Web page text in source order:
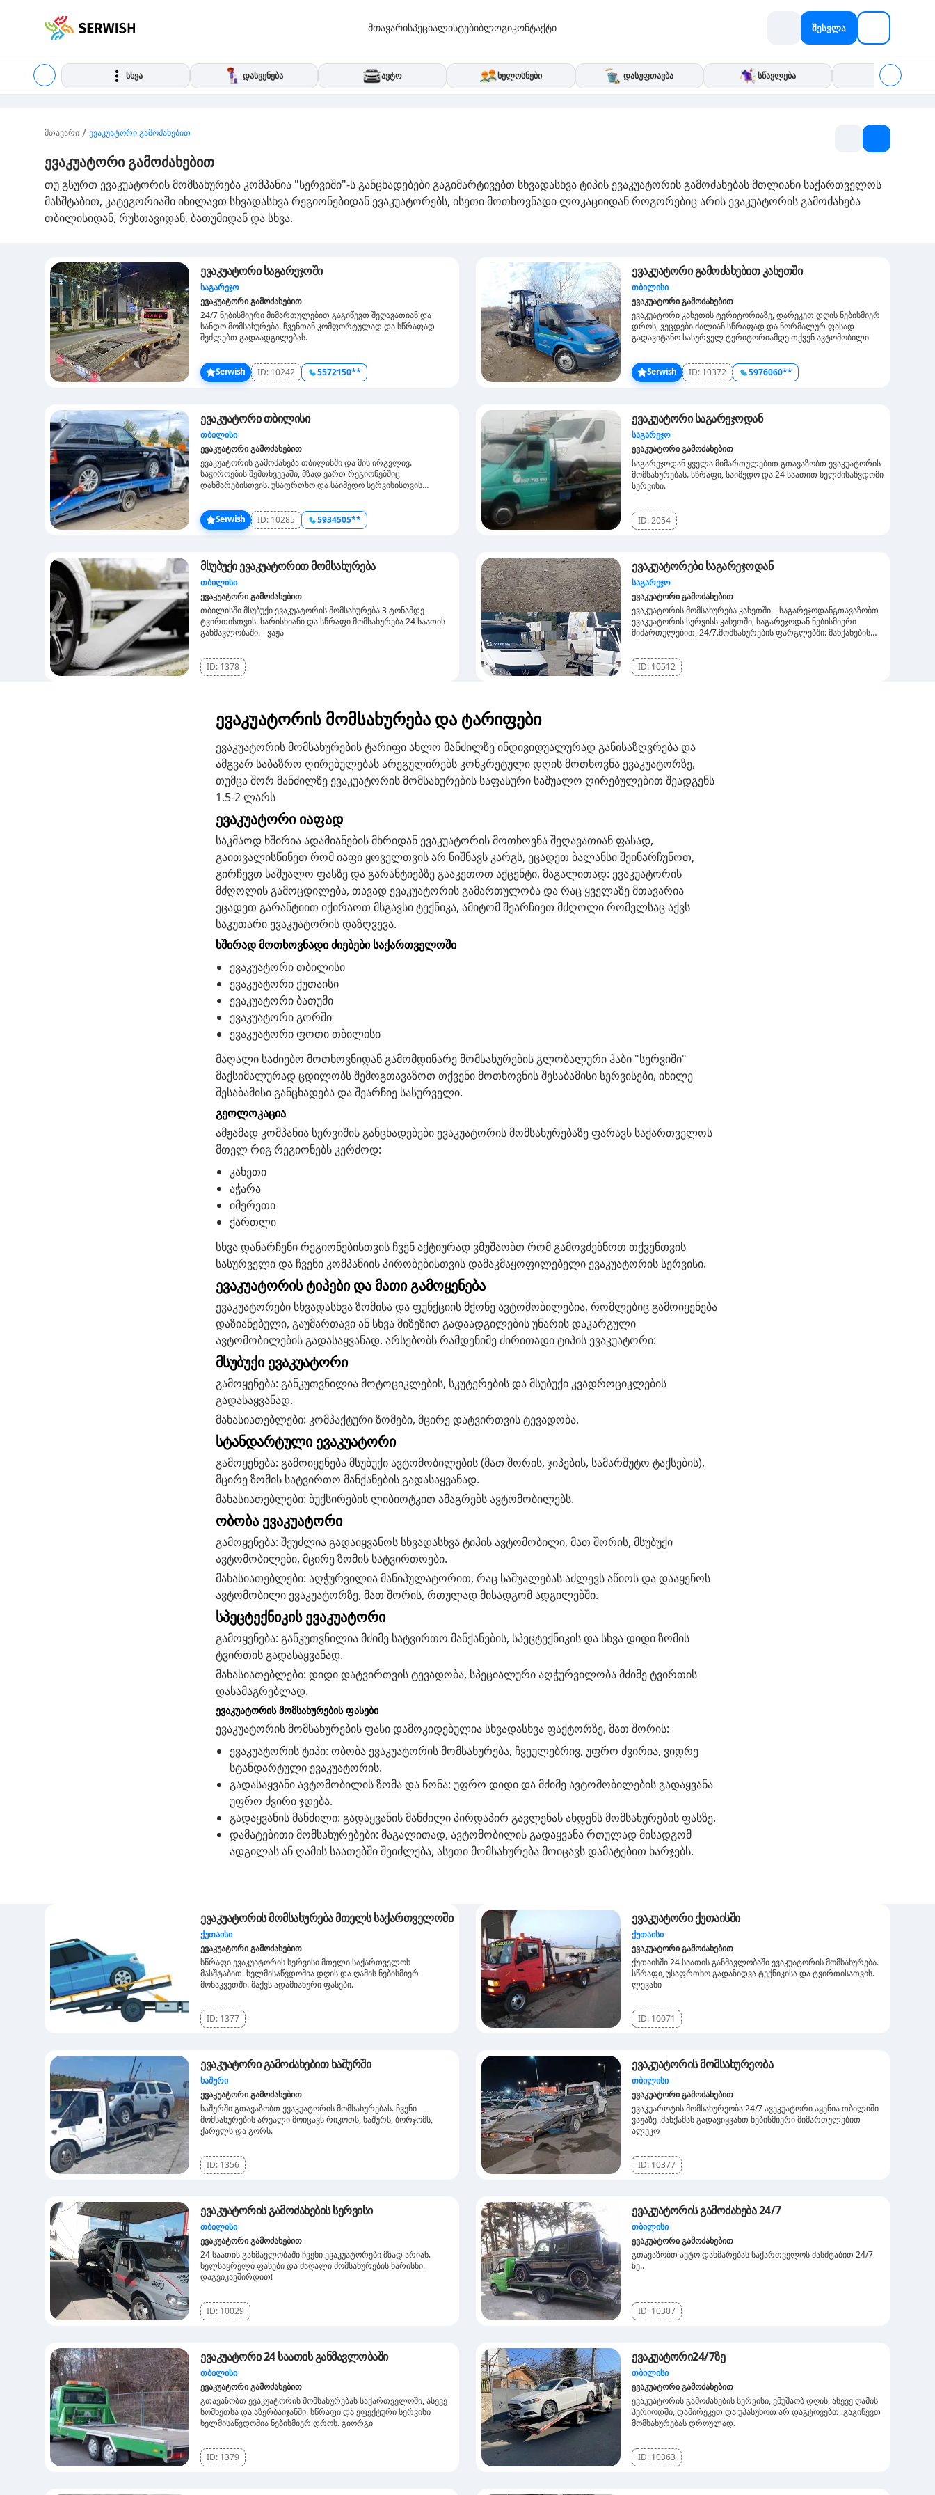
მთავარისპეციალისტებიბლოგიკონტაქტი შესვლა
სხვა დასვენება ავტო ხელოსნები დასუფთავბა სწავლება IT
მთავარი / ევაკუატორი გამოძახებით
ევაკუატორი გამოძახებით
თუ გსურთ ევაკუატორის მომსახურება კომპანია "სერვიში"-ს განცხადებები გაგიმარტივებთ სხვადასხვა ტიპის ევაკუატორის გამოძახებას მთლიანი საქართველოს
მასშტაბით, კატეგორიაში იხილავთ სხვადასხვა რეგიონებიდან ევაკუატორებს, ისეთი მოთხოვნადი ლოკაციიდან როგორებიც არის ევაკუატორის გამოძახება
თბილისიდან, რუსთავიდან, ბათუმიდან და სხვა.
ევაკუატორი საგარეჯოში
საგარეჯო
ევაკუატორი გამოძახებით
24/7 ნებისმიერი მიმართულებით გაგიწევთ შეღავათიან და
სანდო მომსახურება. ჩვენთან კომფორტულად და სწრაფად
შეძლებთ გადაადგილებას.
Serwish ID: 10242 5572150**
ევაკუატორი გამოძახებით კახეთში
თბილისი
ევაკუატორი გამოძახებით
ევაკუატორი კახეთის ტერიტორიაზე, დარეკეთ დღის ნებისმიერ
დროს, ვეცდები ძალიან სწრაფად და ნორმალურ ფასად
გადავიტანო სასურველ ტერიტორიამდე თქვენ ავტომობილი
Serwish ID: 10372 5976060**
ევაკუატორი თბილისი
თბილისი
ევაკუატორი გამოძახებით
ევაკუატორის გამოძახება თბილისში და მის ირგვლივ.
საჭიროების შემთხვევაში, მზად ვართ რეგიონებშიც
დახმარებისთვის. უსაფრთხო და საიმედო სერვისისთვის
Serwish
ID: 10285 5934505**
ევაკუატორი საგარეჯოდან
საგარეჯო
ევაკუატორი გამოძახებით
საგარეჯოდან ყველა მიმართულებით გთავაზობთ ევაკუატორის
მომსახურებას. სწრაფი, საიმედო და 24 საათით ხელმისაწვდომი
სერვისი.
ID:2054
მსუბუქი ევაკუატორით მომსახურება
თბილისი
ევაკუატორი გამოძახებით
თბილისში მსუბუქი ევაკუატორის მომსახურება 3 ტონამდე
ტვირთისთვის. ხარისხიანი და სწრაფი მომსახურება 24 საათის
განმავლობაში. - ვაჟა
ID: 1378
ევაკუატორები საგარეჯოდან
საგარეჯო
ევაკუატორი გამოძახებით
ევაკუატორის მომსახურება კახეთში – საგარეჯოდანგთავაზობთ
ევაკუატორის სერვისს კახეთში, საგარეჯოდან ნებისმიერი
მიმართულებით, 24/7.მომსახურების ფარგლებში: მანქანების
ნებისმიერ მიმართულებაზე კახეთის რეგიონიდან ✅
გამოცდილი მძღოლები ✅ 24/7 სერვისი ✅ სანდო და
ID: 10512
ევაკუატორის მომსახურება და ტარიფები
ევაკუატორის მომსახურების ტარიფი ახლო მანძილზე ინდივიდუალურად განისაზღვრება და
ამგვარ საბაზრო ღირებულებას არეგულირებს კონკრეტული დღის მოთხოვნა ევაკუატორზე,
თუმცა შორ მანძილზე ევაკუატორის მომსახურების საფასური საშუალო ღირებულებით შეადგენს
1.5-2 ლარს
ევაკუატორი იაფად
საკმაოდ ხშირია ადამიანების მხრიდან ევაკუატორის მოთხოვნა შეღავათიან ფასად,
გაითვალისწინეთ რომ იაფი ყოველთვის არ ნიშნავს კარგს, ეცადეთ ბალანსი შეინარჩუნოთ,
გირჩევთ საშუალო ფასზე და გარანტიებზე გააკეთოთ აქცენტი, მაგალითად: ევაკუატორის
მძღოლის გამოცდილება, თავად ევაკუატორის გამართულობა და რაც ყველაზე მთავარია
ეცადეთ გარანტიით იქირაოთ მსგავსი ტექნიკა, ამიტომ შეარჩიეთ მძღოლი რომელსაც აქვს
საკუთარი ევაკუატორის დაზღვევა.
ხშირად მოთხოვნადი ძიებები საქართველოში
ევაკუატორი თბილისი
ევაკუატორი ქუთაისი
ევაკუატორი ბათუმი
ევაკუატორი გორში
ევაკუატორი ფოთი თბილისი
მაღალი საძიებო მოთხოვნიდან გამომდინარე მომსახურების გლობალური ჰაბი "სერვიში"
მაქსიმალურად ცდილობს შემოგთავაზოთ თქვენი მოთხოვნის შესაბამისი სერვისები, იხილე
შესაბამისი განცხადება და შეარჩიე სასურველი.
გეოლოკაცია
ამჟამად კომპანია სერვიშის განცხადებები ევაკუატორის მომსახურებაზე ფარავს საქართველოს
მთელ რიგ რეგიონებს კერძოდ:
კახეთი
აჭარა
იმერეთი
ქართლი
სხვა დანარჩენი რეგიონებისთვის ჩვენ აქტიურად ვმუშაობთ რომ გამოვძებნოთ თქვენთვის
სასურველი და ჩვენი კომპანიის პირობებისთვის დამაკმაყოფილებელი ევაკუატორის სერვისი.
ევაკუატორის ტიპები და მათი გამოყენება
ევაკუატორები სხვადასხვა ზომისა და ფუნქციის მქონე ავტომობილებია, რომლებიც გამოიყენება
დაზიანებული, გაუმართავი ან სხვა მიზეზით გადაადგილების უნარის დაკარგული
ავტომობილების გადასაყვანად. არსებობს რამდენიმე ძირითადი ტიპის ევაკუატორი:
მსუბუქი ევაკუატორი
გამოყენება: განკუთვნილია მოტოციკლების, სკუტერების და მსუბუქი კვადროციკლების
გადასაყვანად.
მახასიათებლები: კომპაქტური ზომები, მცირე დატვირთვის ტევადობა.
სტანდარტული ევაკუატორი
გამოყენება: გამოიყენება მსუბუქი ავტომობილების (მათ შორის, ჯიპების, სამარშუტო ტაქსების),
მცირე ზომის სატვირთო მანქანების გადასაყვანად.
მახასიათებლები: ბუქსირების ლიბიოტკით ამაგრებს ავტომობილებს.
ობობა ევაკუატორი
გამოყენება: შეუძლია გადაიყვანოს სხვადასხვა ტიპის ავტომობილი, მათ შორის, მსუბუქი
ავტომობილები, მცირე ზომის სატვირთოები.
მახასიათებლები: აღჭურვილია მანიპულატორით, რაც საშუალებას აძლევს აწიოს და დააყენოს
ავტომობილი ევაკუატორზე, მათ შორის, რთულად მისადგომ ადგილებში.
სპეცტექნიკის ევაკუატორი
გამოყენება: განკუთვნილია მძიმე სატვირთო მანქანების, სპეცტექნიკის და სხვა დიდი ზომის
ტვირთის გადასაყვანად.
მახასიათებლები: დიდი დატვირთვის ტევადობა, სპეციალური აღჭურვილობა მძიმე ტვირთის
დასამაგრებლად.
ევაკუატორის მომსახურების ფასები
ევაკუატორის მომსახურების ფასი დამოკიდებულია სხვადასხვა ფაქტორზე, მათ შორის:
ევაკუატორის ტიპი: ობობა ევაკუატორის მომსახურება, ჩვეულებრივ, უფრო ძვირია, ვიდრე
სტანდარტული ევაკუატორის.
გადასაყვანი ავტომობილის ზომა და წონა: უფრო დიდი და მძიმე ავტომობილების გადაყვანა
უფრო ძვირი ჯდება.
გადაყვანის მანძილი: გადაყვანის მანძილი პირდაპირ გავლენას ახდენს მომსახურების ფასზე.
დამატებითი მომსახურებები: მაგალითად, ავტომობილის გადაყვანა რთულად მისადგომ
ადგილას ან ღამის საათებში შეიძლება, ასეთი მომსახურება მოიცავს დამატებით ხარჯებს.
ევაკუატორის მომსახურება მთელს საქართველოში
ქუთაისი
ევაკუატორი გამოძახებით
სწრაფი ევაკუატორის სერვისი მთელი საქართველოს
მასშტაბით. ხელმისაწვდომია დღის და ღამის ნებისმიერ
მონაკვეთში. მაქვს ადამიანური ფასები.
ID: 1377
ევაკუატორი ქუთაისში
ქუთაისი
ევაკუატორი გამოძახებით
ქუთაისში 24 საათის განმავლობაში ევაკუატორის მომსახურება.
სწრაფი, უსაფრთხო გადაზიდვა ტექნიკისა და ტვირთისათვის.
ლევანი
ID: 10071
ევაკუატორი გამოძახებით ხაშურში
ხაშური
ევაკუატორი გამოძახებით
ხაშურში გთავაზობთ ევაკუატორის მომსახურებას. ჩვენი
მომსახურების არეალი მოიცავს რიკოთს, ხაშურს, ბორჯომს,
ქარელს და გორს.
ID: 1356
ევაკუატორის მომსახურეობა
თბილისი
ევაკუატორი გამოძახებით
ევაკუაროტის მომსახურეობა 24/7 ავეკუატორი აყენია თბილიში
ვაჟაზე .მანქამას გადავიყვანთ ნებისმიერი მიმართულებით
ალეკო
ID: 10377
ევაკუატორის გამოძახების სერვისი
თბილისი
ევაკუატორი გამოძახებით
24 საათის განმავლობაში ჩვენი ევაკუატორები მზად არიან.
ხელსაყრელი ფასები და მაღალი მომსახურების ხარისხი.
დაგვიკავშირდით!
ID: 10029
ევაკუატორის გამოძახება 24/7
თბილისი
ევაკუატორი გამოძახებით
გთავაზობთ ავტო დახმარებას საქართველოს მასშტაბით 24/7
ზე..
ID: 10307
ევაკუატორი 24 საათის განმავლობაში
თბილისი
ევაკუატორი გამოძახებით
გთავაზობთ ევაკუატორის მომსახურებას საქართველოში, ასევე
სომხეთსა და აზერბაიჯანში. სწრაფი და ეფექტური სერვისი
ხელმისაწვდომია ნებისმიერ დროს. გიორგი
ID: 1379
ევაკუატორი24/7ზე
თბილისი
ევაკუატორი გამოძახებით
ევაკუატორის გამოძახების სერვისი, ვმუშაობ დღის, ასევე ღამის
პერიოდში, დამირეკეთ და უპასუხოთ არ დაგტოვებთ, გაგიწევთ
მომსახურებას დროულად.
ID: 10363